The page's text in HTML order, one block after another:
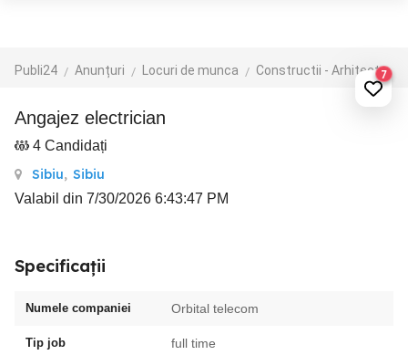
Publi24 Anunțuri Locuri de munca Constructii - Arhitectura - Design7
Angajez electrician
4 Candidați
Sibiu, Sibiu
Valabil din 7/30/2026 6:43:47 PM
Specificații
Numele companiei Orbital telecom
Tip job full time